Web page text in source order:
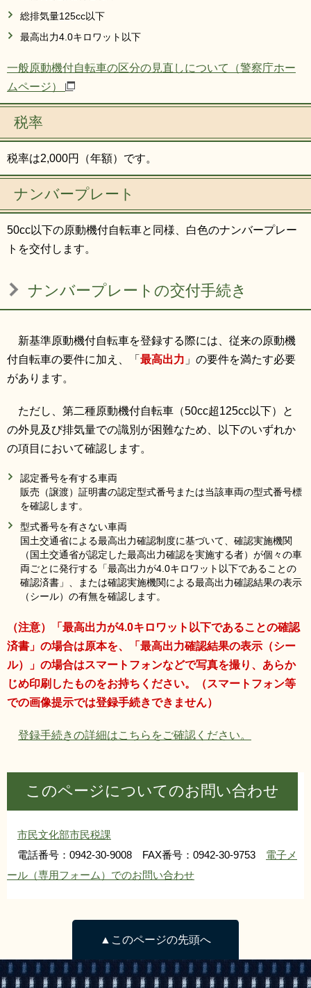
総排気量125cc以下
最高出力4.0キロワット以下
一般原動機付自転車の区分の見直しについて（警察庁ホー
ムページ）
税率
税率は2,000円（年額）です。
ナンバープレート
50cc以下の原動機付自転車と同様、白色のナンバープレー
トを交付します。
ナンバープレートの交付手続き
新基準原動機付自転車を登録する際には、従来の原動機
付自転車の要件に加え、「 最高出力 」の要件を満たす必要
があります。
ただし、第二種原動機付自転車（50cc超125cc以下）と
の外見及び排気量での識別が困難なため、以下のいずれか
の項目において確認します。
認定番号を有する車両
販売（譲渡）証明書の認定型式番号または当該車両の型式番号標
を確認します。
型式番号を有さない車両
国土交通省による最高出力確認制度に基づいて、確認実施機関
（国土交通省が認定した最高出力確認を実施する者）が個々の車
両ごとに発行する「最高出力が4.0キロワット以下であることの
確認済書」、または確認実施機関による最高出力確認結果の表示
（シール）の有無を確認します。
（注意）「最高出力が4.0キロワット以下であることの確認
済書」の場合は原本を、「最高出力確認結果の表示（シー
ル）」の場合はスマートフォンなどで写真を撮り、あらか
じめ印刷したものをお持ちください。（スマートフォン等
での画像提示では登録手続きできません）
登録手続きの詳細はこちらをご確認ください。
このページについてのお問い合わせ
市民文化部市民税課
電話番号：0942-30-9008 FAX番号：0942-30-9753 電子メ
ール（専用フォーム）でのお問い合わせ
▲このページの先頭へ